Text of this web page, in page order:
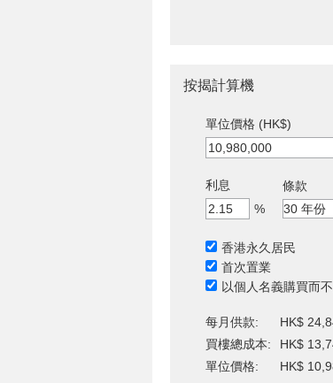
按揭計算機
單位價格 (HK$)
利息
%
條款
香港永久居民
首次置業
以個人名義購買而
每月供款:
HK$
買樓總成本:
HK$
單位價格:
HK$